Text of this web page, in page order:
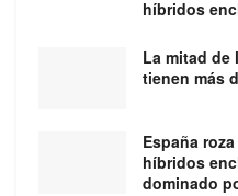
híbridos
La mitad de
tienen más
España
híbridos
dominado